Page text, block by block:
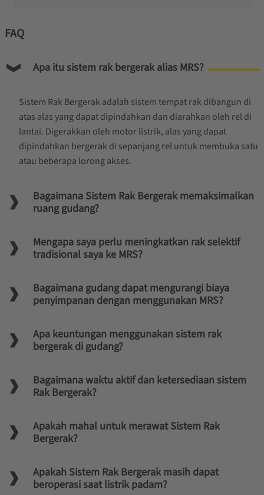
FAQ
Apa itu sistem rak bergerak alias MRS?
Sistem Rak Bergerak adalah sistem tempat rak dibangun di
atas alas yang dapat dipindahkan dan diarahkan oleh rel di
lantai. Digerakkan oleh motor listrik, alas yang dapat
dipindahkan bergerak di sepanjang rel untuk membuka satu
atau beberapa lorong akses.
Bagaimana Sistem Rak Bergerak memaksimalkan
ruang gudang?
Mengapa saya perlu meningkatkan rak selektif
tradisional saya ke MRS?
Bagaimana gudang dapat mengurangi biaya
penyimpanan dengan menggunakan MRS?
Apa keuntungan menggunakan sistem rak
bergerak di gudang?
Bagaimana waktu aktif dan ketersediaan sistem
Rak Bergerak?
Apakah mahal untuk merawat Sistem Rak
Bergerak?
Apakah Sistem Rak Bergerak masih dapat
beroperasi saat listrik padam?